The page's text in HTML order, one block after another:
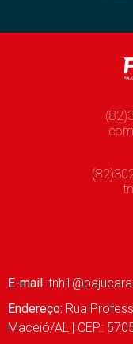
E-mail:
Endereço: Rua
Maceió/AL | CEP.: